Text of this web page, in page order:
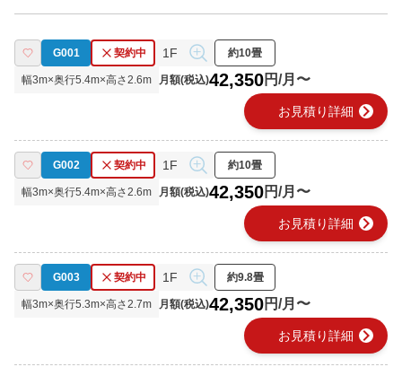
G001 契約中 1F 約10畳
幅3m×奥行5.4m×高さ2.6m 月額(税込)42,350円/月〜
お見積り詳細 chevron_right
G002 契約中 1F 約10畳
幅3m×奥行5.4m×高さ2.6m 月額(税込)42,350円/月〜
お見積り詳細 chevron_right
G003 契約中 1F 約9.8畳
幅3m×奥行5.3m×高さ2.7m 月額(税込)42,350円/月〜
お見積り詳細 chevron_right